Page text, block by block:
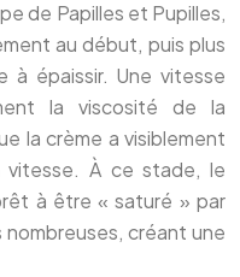
de Papilles et Pupilles,
au début, puis plus
à épaissir. Une vitesse
la viscosité de la
la crème a visiblement
vitesse. À ce stade, le
à être « saturé » par
nombreuses, créant une